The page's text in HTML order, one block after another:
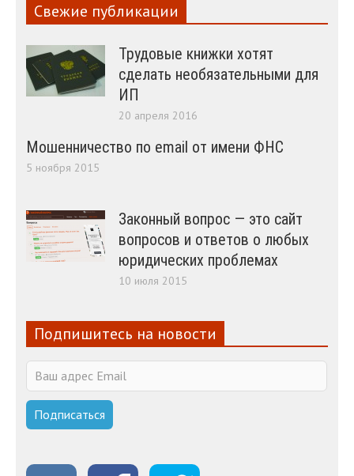
Свежие публикации
Трудовые книжки хотят
сделать необязательными для
ИП
20 апреля 2016
Мошенничество по email от имени ФНС
5 ноября 2015
Законный вопрос — это сайт
вопросов и ответов о любых
юридических проблемах
10 июля 2015
Подпишитесь на новости